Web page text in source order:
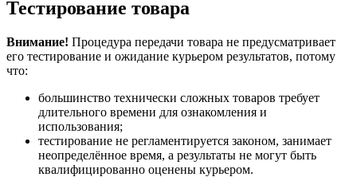
Тестирование товара
Внимание! Процедура передачи товара не предусматривает
его тестирование и ожидание курьером результатов, потому
что:
большинство технически сложных товаров требует
длительного времени для ознакомления и
использования;
тестирование не регламентируется законом, занимает
неопределённое время, а результаты не могут быть
квалифицированно оценены курьером.